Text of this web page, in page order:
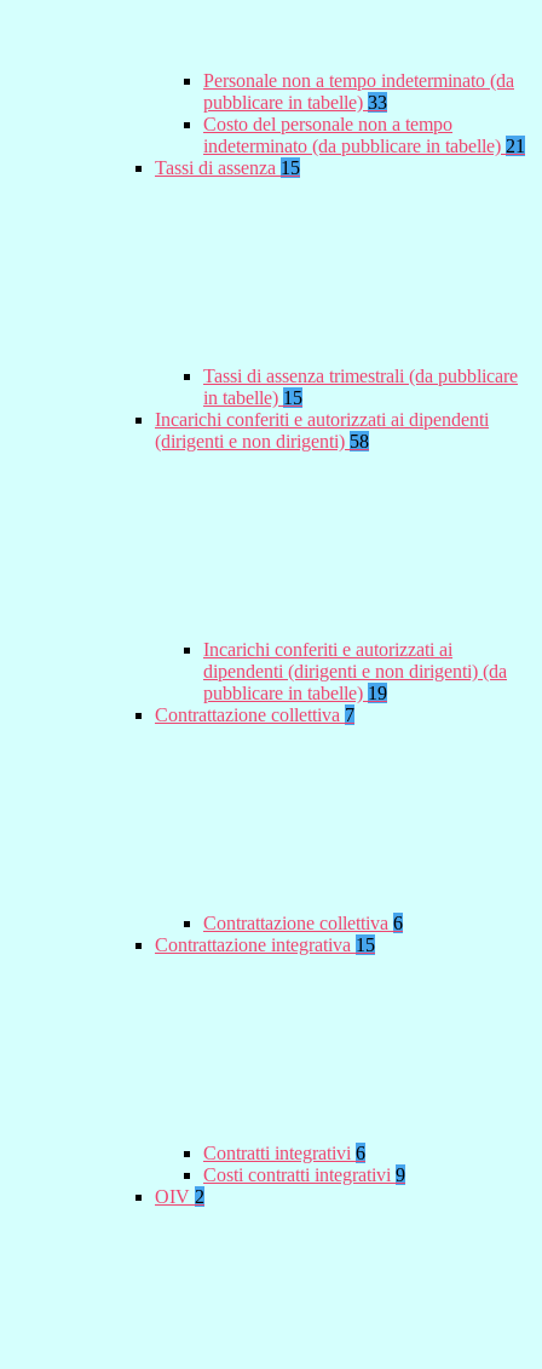
Personale non a tempo indeterminato (da
pubblicare in tabelle) 33
Costo del personale non a tempo
indeterminato (da pubblicare in tabelle) 21
Tassi di assenza 15
Tassi di assenza trimestrali (da pubblicare
in tabelle) 15
Incarichi conferiti e autorizzati ai dipendenti
(dirigenti e non dirigenti) 58
Incarichi conferiti e autorizzati ai
dipendenti (dirigenti e non dirigenti) (da
pubblicare in tabelle) 19
Contrattazione collettiva 7
Contrattazione collettiva 6
Contrattazione integrativa 15
Contratti integrativi 6
Costi contratti integrativi 9
OIV 2